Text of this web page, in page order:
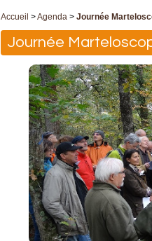
Accueil >Agenda > Journée
Journée